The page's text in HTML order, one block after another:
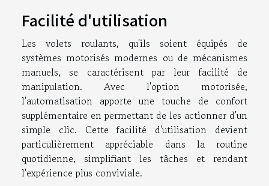
Facilité d'utilisation
Les volets roulants, qu'ils soient équipés de
systèmes motorisés modernes ou de mécanismes
manuels, se caractérisent par leur facilité de
manipulation. Avec l'option motorisée,
l'automatisation apporte une touche de confort
supplémentaire en permettant de les actionner d'un
simple clic. Cette facilité d'utilisation devient
particulièrement appréciable dans la routine
quotidienne, simplifiant les tâches et rendant
l'expérience plus conviviale.